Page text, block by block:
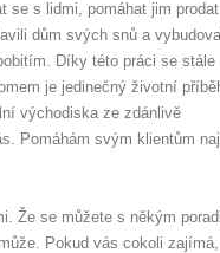
se s lidmi, pomáhat jim prodat
dům svých snů a
Díky této práci se stále
je jedinečný životní
východiska ze zdánlivě
Pomáhám svým klientům
Že se můžete s někým
Pokud vás cokoli zajímá,